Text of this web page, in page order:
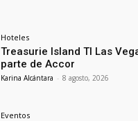
Hoteles
Treasurie Island TI Las
parte de Accor
Karina Alcántara - 8 agosto, 2026
Eventos